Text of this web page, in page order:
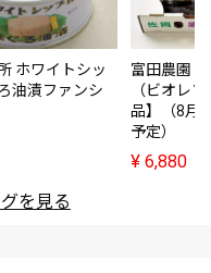
ホワイトシッ
油漬ファンシ
富田農園
（ビオレ
品】（8月
予定）
¥ 6,880
を見る